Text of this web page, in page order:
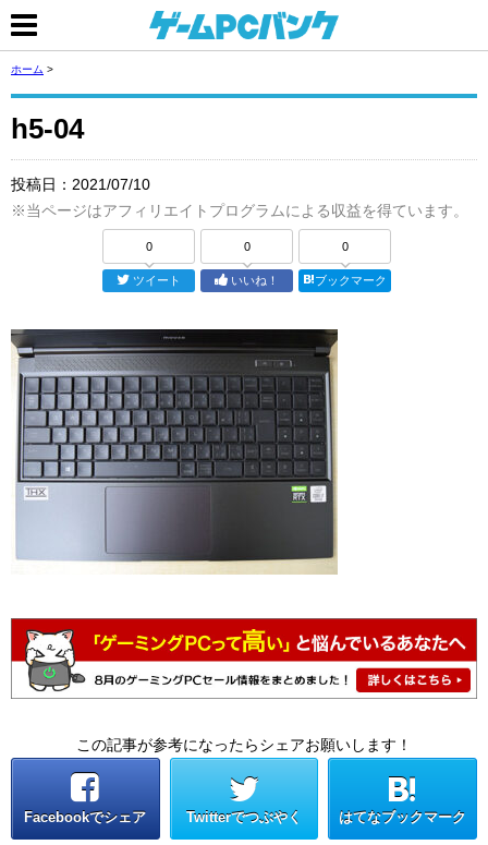
ホーム >
h5-04
投稿日： 2021/07/10
※当ページはアフィリエイトプログラムによる収益を得ています。
0
ツイート
0
いいね！
0
ブックマーク
この記事が参考になったらシェアお願いします！
Facebookでシェア Twitterでつぶやく はてなブックマーク